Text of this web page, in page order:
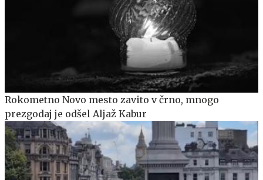
Rokometno Novo mesto zavito v črno, mnogo
prezgodaj je odšel Aljaž Kabur